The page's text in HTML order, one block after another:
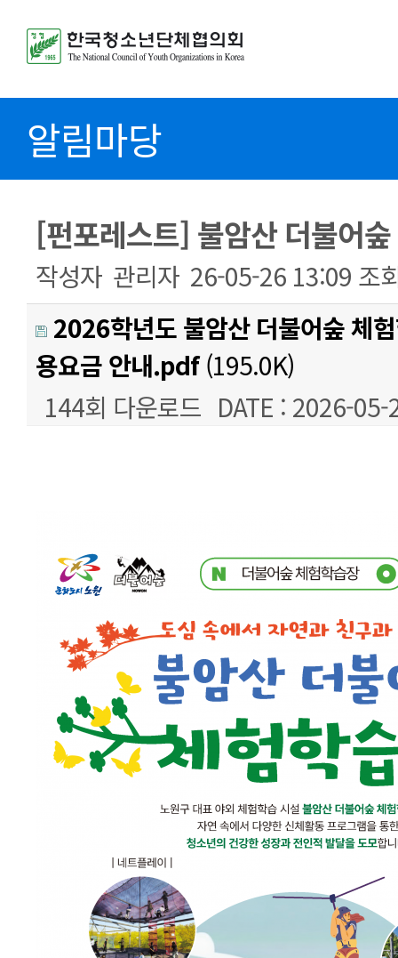
알림마당
[펀포레스트] 불암산 더불어
작성자 관리자 26-05-26 13:09 조
2026학년도 불암산 더불어숲 체
용요금 안내.pdf(195.0K)
144회 다운로드 DATE : 2026-